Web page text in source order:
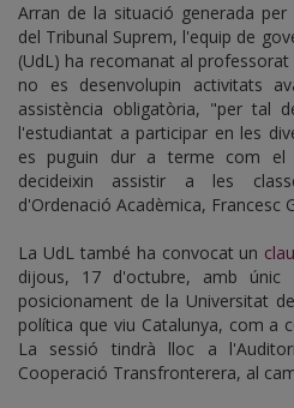
Arran de la situació generada
del Tribunal Suprem, l'equip de
(UdL) ha recomanat al
no es desenvolupin activitats
assistència obligatòria, "per tal
l'estudiantat a participar en les
es puguin dur a terme com el
decideixin assistir a les
d'Ordenació Acadèmica, Francesc
La UdL també ha convocat un
dijous, 17 d'octubre, amb
posicionament de la Universitat
política que viu Catalunya, com a
La sessió tindrà lloc a
Cooperació Transfronterera, al